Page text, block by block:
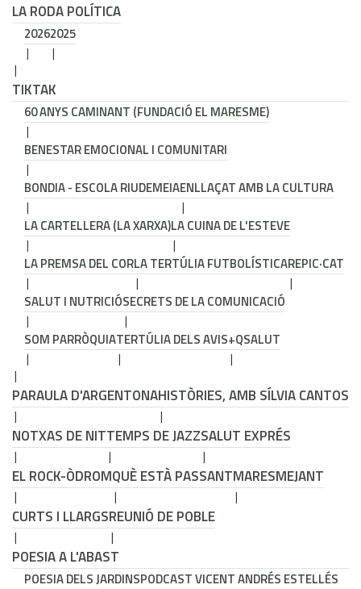
LA RODA POLÍTICA
20262025
TIKTAK
60 ANYS CAMINANT (FUNDACIÓ EL MARESME)
BENESTAR EMOCIONAL I COMUNITARI
BONDIA - ESCOLA RIUDEMEIAENLLAÇAT AMB LA CULTURA
LA CARTELLERA (LA XARXA)LA CUINA DE L'ESTEVE
LA PREMSA DEL CORLA TERTÚLIA FUTBOLÍSTICAREPIC·CAT
SALUT I NUTRICIÓSECRETS DE LA COMUNICACIÓ
SOM PARRÒQUIATERTÚLIA DELS AVIS+QSALUT
PARAULA D'ARGENTONAHISTÒRIES, AMB SÍLVIA CANTOS
NOTXAS DE NITTEMPS DE JAZZSALUT EXPRÉS
EL ROCK-ÒDROMQUÈ ESTÀ PASSANTMARESMEJANT
CURTS I LLARGSREUNIÓ DE POBLE
POESIA A L'ABAST
POESIA DELS JARDINSPODCAST VICENT ANDRÉS ESTELLÉS